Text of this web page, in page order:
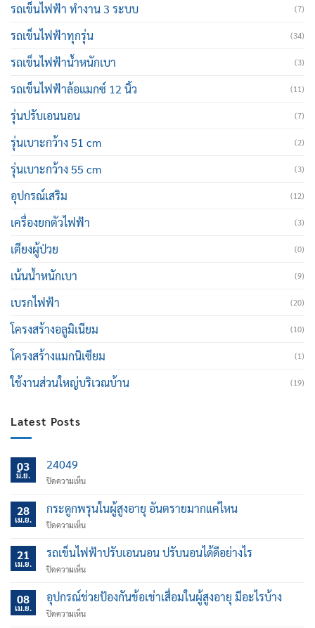
รถเข็นไฟฟ้า ทำงาน 3 ระบบ (7)
รถเข็นไฟฟ้าทุกรุ่น (34)
รถเข็นไฟฟ้าน้ำหนักเบา (3)
รถเข็นไฟฟ้าล้อแมกซ์ 12 นิ้ว (11)
รุ่นปรับเอนนอน (7)
รุ่นเบาะกว้าง 51 cm (2)
รุ่นเบาะกว้าง 55 cm (3)
อุปกรณ์เสริม (12)
เครื่องยกตัวไฟฟ้า (3)
เตียงผู้ป่วย (0)
เน้นน้ำหนักเบา (9)
เบรกไฟฟ้า (20)
โครงสร้างอลูมิเนียม (10)
โครงสร้างแมกนิเซียม (1)
ใช้งานส่วนใหญ่บริเวณบ้าน (19)
Latest Posts
03
มิ.ย.
24049
ปิดความเห็นบน
28
เม.ย.
กระดูกพรุนในผู้สูงอายุ อันตรายมากแค่ไหน
ปิดความเห็นบน
พรุน
ใน
ผู้
อายุ
มาก
21
เม.ย.
รถเข็นไฟฟ้าปรับเอนนอน ปรับนอนได้ดีอย่างไร
ปิดความเห็นบน
เข็น
ไฟฟ้า
ปรับ
08
เม.ย.
อุปกรณ์ช่วยป้องกันข้อเข่าเสื่อมในผู้สูงอายุ มีอะไรบ้าง
ปิดความเห็นบน